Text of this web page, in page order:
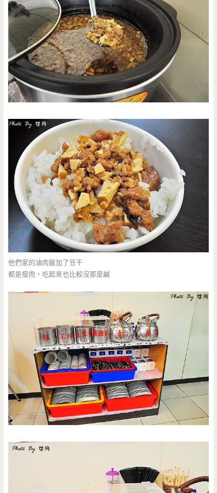
他們家的滷肉飯加了豆干
都是瘦肉，吃起來也比較沒那麼鹹